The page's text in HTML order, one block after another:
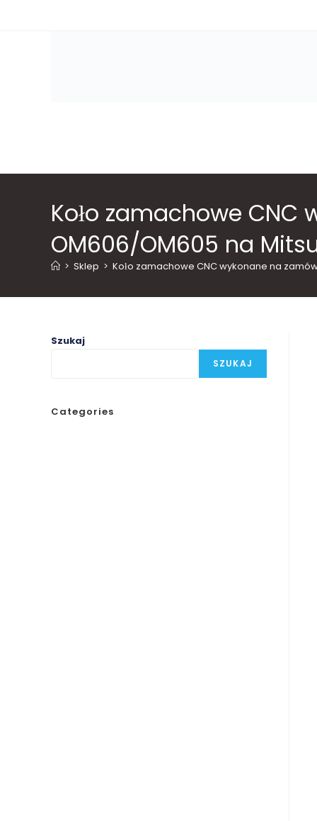
Koło zamachowe
OM606/OM605 na
> Sklep > Koło zamachowe CNC wykonane na
Szukaj
SZUKAJ
Categories